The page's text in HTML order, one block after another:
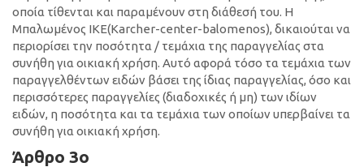
οποία τίθενται και παραμένουν στη διάθεσή του. Η
Μπαλωμένος ΙΚΕ(Κarcher-center-balomenos), δικαιούται να
περιορίσει την ποσότητα / τεμάχια της παραγγελίας στα
συνήθη για οικιακή χρήση. Αυτό αφορά τόσο τα τεμάχια των
παραγγελθέντων ειδών βάσει της ίδιας παραγγελίας, όσο και
περισσότερες παραγγελίες (διαδοχικές ή μη) των ιδίων
ειδών, η ποσότητα και τα τεμάχια των οποίων υπερβαίνει τα
συνήθη για οικιακή χρήση.
Άρθρο 3ο